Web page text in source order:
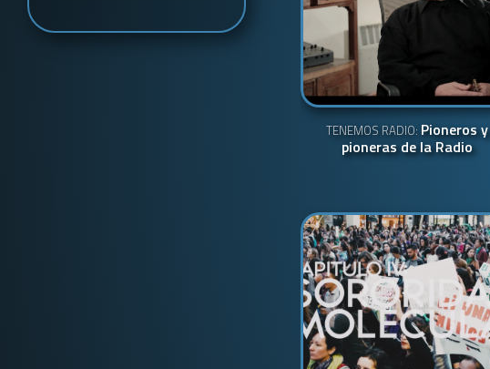
TENEMOS RADIO: Pioneros y
pioneras de la Radio